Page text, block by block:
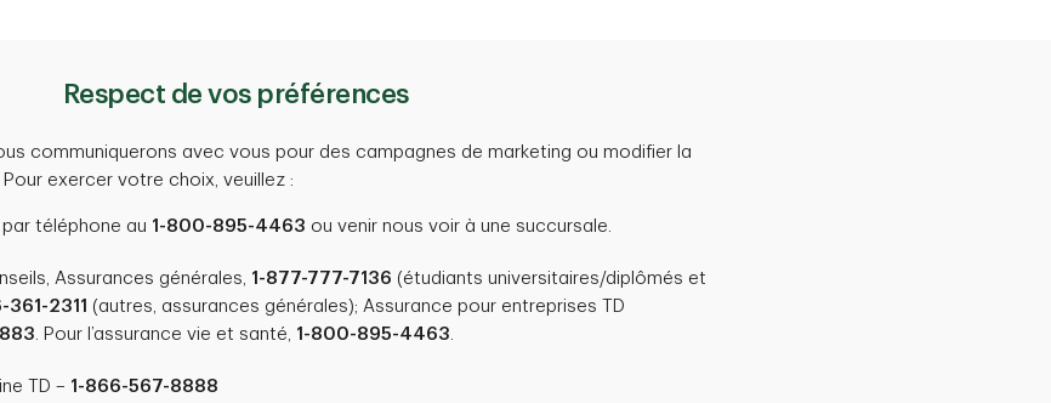
Respect de vos préférences
communiquerons avec vous pour des campagnes de marketing ou modifier la
exercer votre choix, veuillez :
téléphone au 1-800-895-4463 ou venir nous voir à une succursale.
Assurances générales, 1-877-777-7136 (étudiants universitaires/diplômés et
361-2311 (autres, assurances générales); Assurance pour entreprises TD
. Pour l’assurance vie et santé, 1-800-895-4463.
TD – 1-866-567-8888